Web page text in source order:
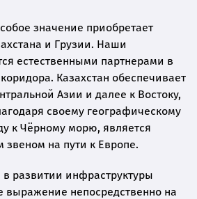
значение приобретает
и Грузии. Наши
естественными партнерами в
Казахстан обеспечивает
Азии и далее к Востоку,
своему географическому
к Чёрному морю, является
на пути к Европе.
в развитии инфраструктуры
выражение непосредственно на